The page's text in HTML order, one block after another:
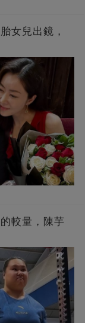
女兒出鏡，
較量，陳芋